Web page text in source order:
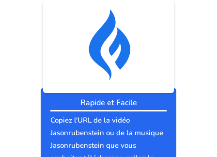
Rapide et Facile
Copiez l'URL de la vidéo
Jasonrubenstein ou de la musique
Jasonrubenstein que vous